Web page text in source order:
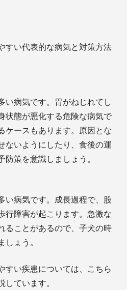
すい代表的な病気と対策方法
い病気です。胃がねじれてし
状態が悪化する危険な病気で
ケースもあります。原因とな
ないようにしたり、食後の運
策を意識しましょう。
い病気です。成長過程で、股
行障害が起こります。急激な
ることがあるので、子犬の時
ょう。
すい疾患については、こちら
ています。